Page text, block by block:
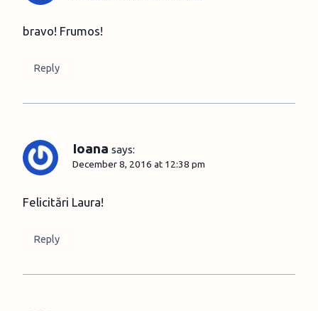
bravo! Frumos!
Reply
Ioana says:
December 8, 2016 at 12:38 pm
Felicitări Laura!
Reply